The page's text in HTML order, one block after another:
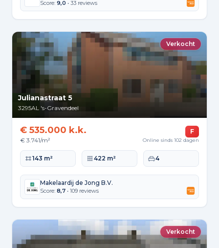
Score: 9,0 • 33 reviews
Verkocht
Julianastraat 5
3295AL 's-Gravendeel
€ 535.000 k.k.
€ 3.741/m²
F
Online sinds 102 dagen
Woonoppervlakte
143 m² Perceeloppervlakte
422 m² Slaapkamers
4
Makelaardij de Jong B.V.
Score: 8,7 • 109 reviews
Verkocht